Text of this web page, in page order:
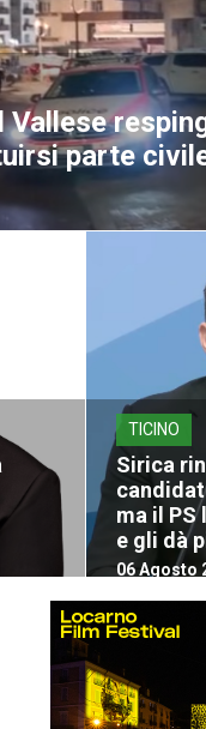
parte
TICINO
Sirica
ma il PS
e gli dà
06 Agosto